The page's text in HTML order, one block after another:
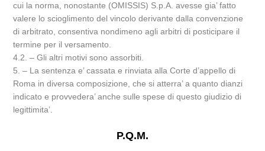
cui la norma, nonostante (OMISSIS) S.p.A. avesse gia’ fatto
valere lo scioglimento del vincolo derivante dalla convenzione
di arbitrato, consentiva nondimeno agli arbitri di posticipare il
termine per il versamento.
4.2. – Gli altri motivi sono assorbiti.
5. – La sentenza e’ cassata e rinviata alla Corte d’appello di
Roma in diversa composizione, che si atterra’ a quanto dianzi
indicato e provvedera’ anche sulle spese di questo giudizio di
legittimita’.
P.Q.M.